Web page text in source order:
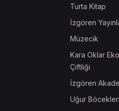
Turta Kitap
İzgören
Müzecik
Kara Oklar
Çiftliği
İzgören
Uğur